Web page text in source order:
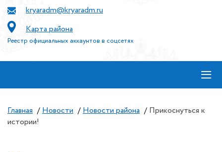
kryaradm@kryaradm.ru
Карта района
Реестр официальных аккаунтов в соцсетях
≡
Главная / Новости / Новости района / Прикоснуться к
истории!